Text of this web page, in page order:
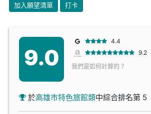
加入願望清單 打卡
9.0
4.4
9.2
我們是如何計算的？
於高雄市特色旅館類中綜合排名第 5